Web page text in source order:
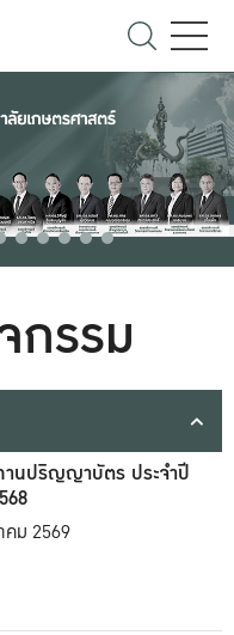
กรรม
านปริญญาบัตร ประจำปี
ม 2569